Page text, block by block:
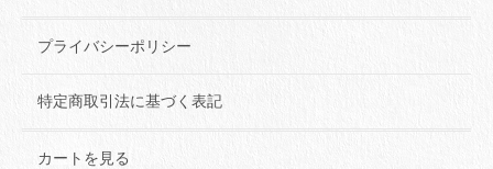
プライバシーポリシー
特定商取引法に基づく表記
カートを見る